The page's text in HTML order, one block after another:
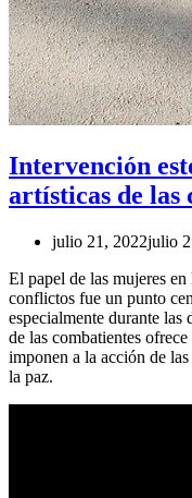
Intervención
artísticas de las
julio 21, 2022julio
El papel de las mujeres
conflictos fue un punto
especialmente durante las
de las combatientes
imponen a la acción de
la paz.